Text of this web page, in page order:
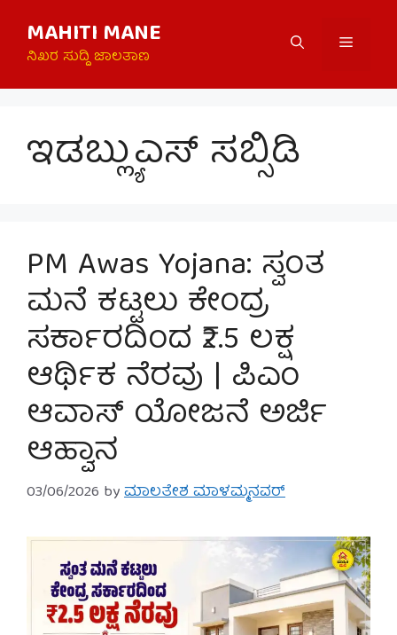
content
MAHITI MANE
ನಿಖರ ಸುದ್ದಿ ಜಾಲತಾಣ
Menu
ಇಡಬ್ಲ್ಯುಎಸ್ ಸಬ್ಸಿಡಿ
PM Awas Yojana: ಸ್ವಂತ
ಮನೆ ಕಟ್ಟಲು ಕೇಂದ್ರ
ಸರ್ಕಾರದಿಂದ ₹2.5 ಲಕ್ಷ
ಆರ್ಥಿಕ ನೆರವು | ಪಿಎಂ
ಆವಾಸ್ ಯೋಜನೆ ಅರ್ಜಿ
ಆಹ್ವಾನ
03/06/2026 byಮಾಲತೇಶ ಮಾಳಮ್ಮನವರ್